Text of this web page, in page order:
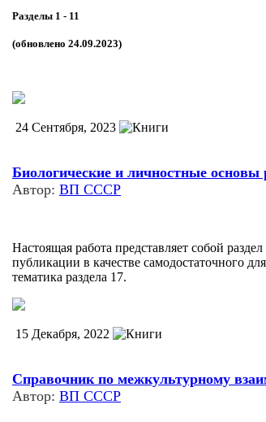
Разделы 1 - 11
(обновлено 24.09.2023)
24 Сентября, 2023
Биологические и личностные основы
Автор: ВП СССР
Настоящая работа представляет собой
публикации в качестве самодостаточного
тематика раздела 17.
15 Декабря, 2022
Справочник по межкультурному
Автор: ВП СССР